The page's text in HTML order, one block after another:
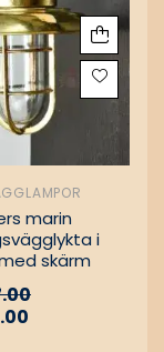
marin
i
skärm